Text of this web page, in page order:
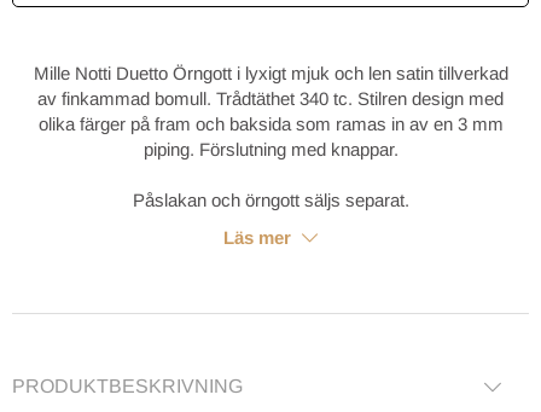
Mille Notti Duetto Örngott i lyxigt mjuk och len satin tillverkad
av finkammad bomull. Trådtäthet 340 tc. Stilren design med
olika färger på fram och baksida som ramas in av en 3 mm
piping. Förslutning med knappar.
Påslakan och örngott säljs separat.
Läs mer
PRODUKTBESKRIVNING